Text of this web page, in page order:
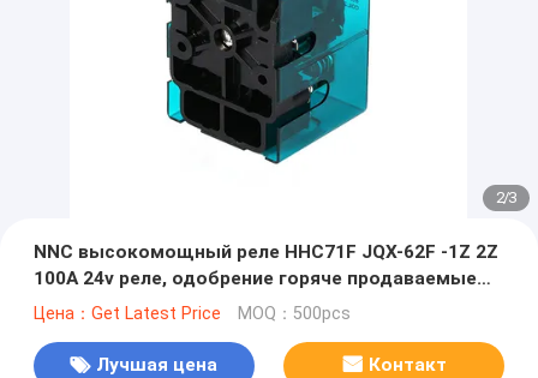
2/3
NNC высокомощный реле HHC71F JQX-62F -1Z 2Z
100A 24v реле, одобрение горяче продаваемые
продукты
Цена：Get Latest Price MOQ：500pcs
Лучшая цена Контакт